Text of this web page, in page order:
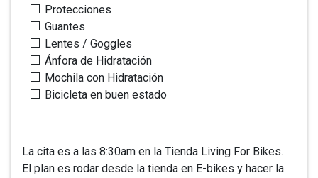
Protecciones
Guantes
Lentes / Goggles
Ánfora de Hidratación
Mochila con Hidratación
Bicicleta en buen estado
La cita es a las 8:30am en la Tienda Living For Bikes.
El plan es rodar desde la tienda en E-bikes y hacer la